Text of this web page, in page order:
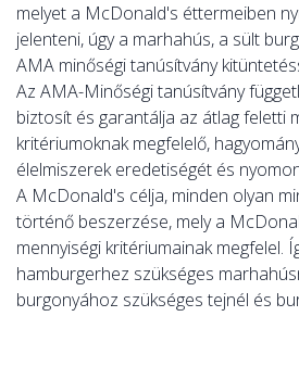
melyet a McDonald's éttermeiben
jelenteni, úgy a marhahús, a sült
AMA minőségi tanúsítvány
Az AMA-Minőségi tanúsítvány
biztosít és garantálja az átlag feletti
kritériumoknak megfelelő,
élelmiszerek eredetiségét és
A McDonald's célja, minden olyan
történő beszerzése, mely a
mennyiségi kritériumainak megfelel.
hamburgerhez szükséges
burgonyához szükséges tejnél és